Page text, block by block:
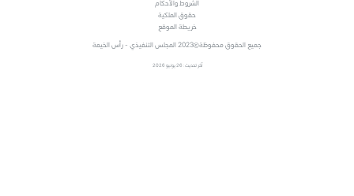
الشروط والأحكام
حقوق الملكية
خريطة الموقع
جميع الحقوق محفوظة 2023 المجلس التنفيذي - رأس الخيمة
آخر تحديث: 26 يونيو 2026